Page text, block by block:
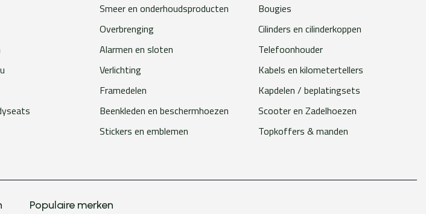
Smeer en onderhoudsproducten
Bougies
Overbrenging
Cilinders en cilinderkoppen
Alarmen en sloten
Telefoonhouder
Verlichting
Kabels en kilometertellers
Framedelen
Kapdelen / beplatingsets
Beenkleden en beschermhoezen
Scooter en Zadelhoezen
Stickers en emblemen
Topkoffers & manden
Populaire merken